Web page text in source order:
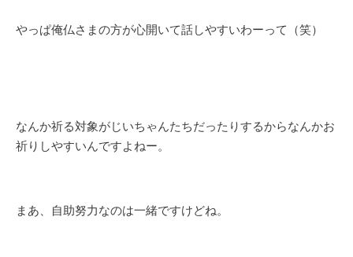
やっぱ俺仏さまの方が心開いて話しやすいわーって（笑）
なんか祈る対象がじいちゃんたちだったりするからなんかお
祈りしやすいんですよねー。
まあ、自助努力なのは一緒ですけどね。